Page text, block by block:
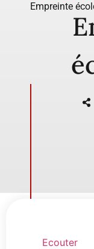
Empreinte
Ecouter